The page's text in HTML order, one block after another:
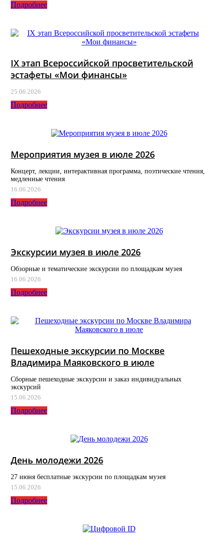
Подробнее
IX этап Всероссийской просветительской
эстафеты «Мои финансы»
25.06.2026
Подробнее
Мероприятия музея в июле 2026
Концерт, лекции, интерактивная программа, поэтические чтения,
медленные чтения
16.06.2026
Подробнее
Экскурсии музея в июле 2026
Обзорные и тематические экскурсии по площадкам музея
16.06.2026
Подробнее
Пешеходные экскурсии по Москве
Владимира Маяковского в июле
Сборные пешеходные экскурсии и заказ индивидуальных
экскурсий
15.06.2026
Подробнее
День молодежи 2026
27 июня бесплатные экскурсии по площадкам музея
15.06.2026
Подробнее